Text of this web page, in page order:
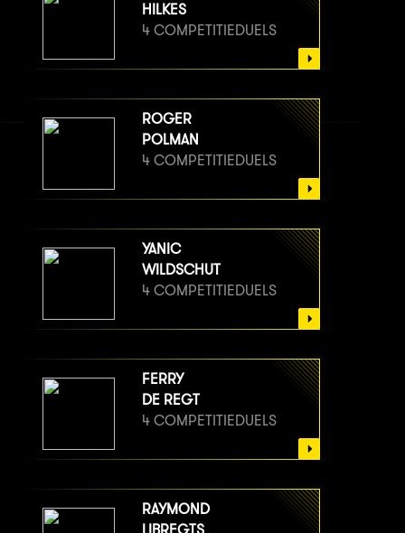
HILKES
4 COMPETITIEDUELS
ROGER
POLMAN
4 COMPETITIEDUELS
YANIC
WILDSCHUT
4 COMPETITIEDUELS
FERRY
DE REGT
4 COMPETITIEDUELS
RAYMOND